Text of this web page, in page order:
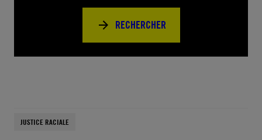
RECHERCHER
JUSTICE RACIALE